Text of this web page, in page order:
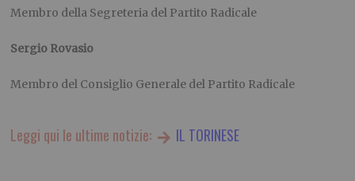
Membro della Segreteria del Partito Radicale
Sergio Rovasio
Membro del Consiglio Generale del Partito Radicale
Leggi qui le ultime notizie: IL TORINESE